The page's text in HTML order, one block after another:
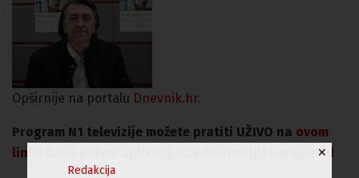
Opširnije na portalu Dnevnik.hr.
Program N1 televizije možete pratiti UŽIVO na ovom
linku
iPhone/iPad
✕
Redakcija